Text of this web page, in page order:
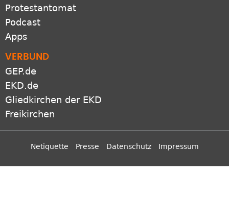
Protestantomat
Podcast
Apps
VERBUND
GEP.de
EKD.de
Gliedkirchen der EKD
Freikirchen
Netiquette Presse Datenschutz Impressum